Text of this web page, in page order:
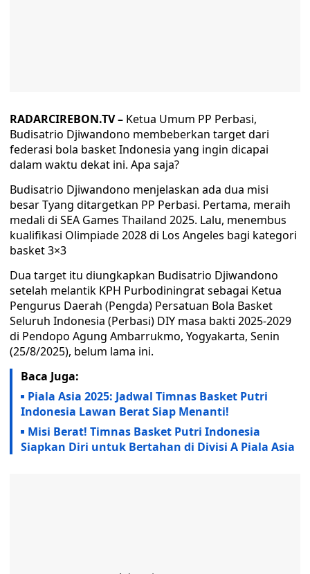
RADARCIREBON.TV – Ketua Umum PP Perbasi,
Budisatrio Djiwandono membeberkan target dari
federasi bola basket Indonesia yang ingin dicapai
dalam waktu dekat ini. Apa saja?
Budisatrio Djiwandono menjelaskan ada dua misi
besar Tyang ditargetkan PP Perbasi. Pertama, meraih
medali di SEA Games Thailand 2025. Lalu, menembus
kualifikasi Olimpiade 2028 di Los Angeles bagi kategori
basket 3×3
Dua target itu diungkapkan Budisatrio Djiwandono
setelah melantik KPH Purbodiningrat sebagai Ketua
Pengurus Daerah (Pengda) Persatuan Bola Basket
Seluruh Indonesia (Perbasi) DIY masa bakti 2025-2029
di Pendopo Agung Ambarrukmo, Yogyakarta, Senin
(25/8/2025), belum lama ini.
Baca Juga:
Piala Asia 2025: Jadwal Timnas Basket Putri
Indonesia Lawan Berat Siap Menanti!
Misi Berat! Timnas Basket Putri Indonesia
Siapkan Diri untuk Bertahan di Divisi A Piala Asia